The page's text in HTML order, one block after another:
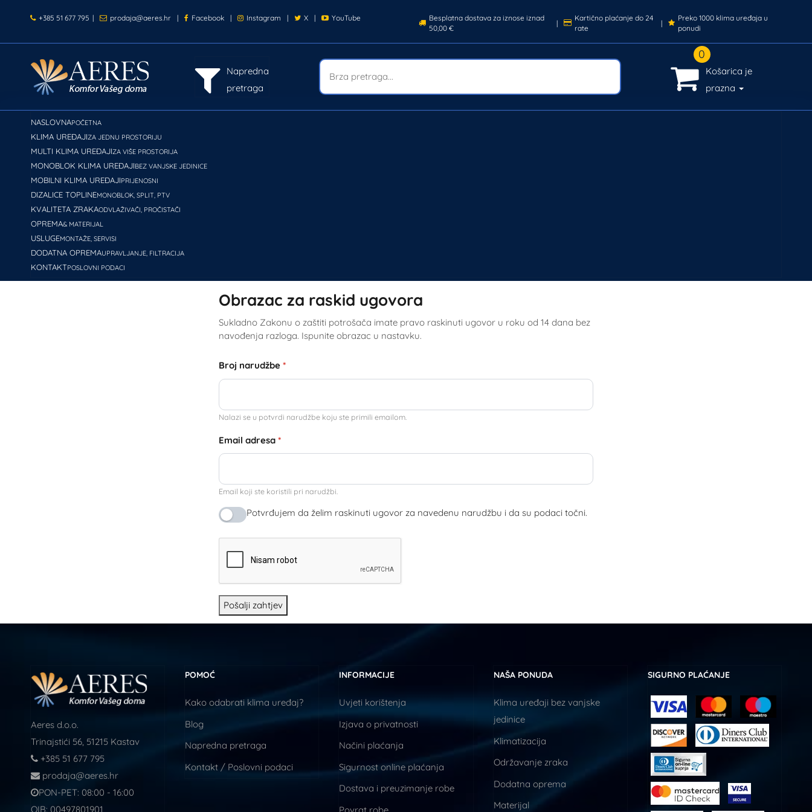
+385 51 677 795 | prodaja@aeres.hr | Facebook | Instagram | X | YouTube
Besplatna dostava za iznose iznad
50,00 €
|
Kartično plaćanje do 24
rate
|
Preko 1000 klima uređaja u
ponudi
Napredna
pretraga
0
Košarica je
prazna
NASLOVNAPOČETNA
KLIMA UREĐAJIZA JEDNU PROSTORIJU
MULTI KLIMA UREĐAJIZA VIŠE PROSTORIJA
MONOBLOK KLIMA UREĐAJIBEZ VANJSKE JEDINICE
MOBILNI KLIMA UREĐAJIPRIJENOSNI
DIZALICE TOPLINEMONOBLOK, SPLIT, PTV
KVALITETA ZRAKAODVLAŽIVAČI, PROČISTAČI
OPREMA& MATERIJAL
USLUGEMONTAŽE, SERVISI
DODATNA OPREMAUPRAVLJANJE, FILTRACIJA
KONTAKTPOSLOVNI PODACI
Obrazac za raskid ugovora
Sukladno Zakonu o zaštiti potrošača imate pravo raskinuti ugovor u roku od 14 dana bez
navođenja razloga. Ispunite obrazac u nastavku.
Broj narudžbe *
Nalazi se u potvrdi narudžbe koju ste primili emailom.
Email adresa *
Email koji ste koristili pri narudžbi.
Potvrđujem da želim raskinuti ugovor za navedenu narudžbu i da su podaci točni.
Pošalji zahtjev
Aeres d.o.o.
Trinajstići 56, 51215 Kastav
+385 51 677 795
prodaja@aeres.hr
PON-PET: 08:00 - 16:00
OIB: 00497801901
POMOĆ
Kako odabrati klima uređaj?
Blog
Napredna pretraga
Kontakt / Poslovni podaci
INFORMACIJE
Uvjeti korištenja
Izjava o privatnosti
Načini plaćanja
Sigurnost online plaćanja
Dostava i preuzimanje robe
NAŠA PONUDA
Klima uređaji bez vanjske
jedinice
Klimatizacija
Održavanje zraka
Dodatna oprema
Materijal
SIGURNO PLAĆANJE